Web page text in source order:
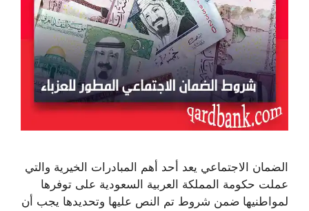
الضمان الاجتماعي يعد أحد أهم المبادرات الخيرية والتي
عملت حكومة المملكة العربية السعودية على توفرها
لمواطنيها ضمن شروط تم النص عليها وتحديدها يجب أن